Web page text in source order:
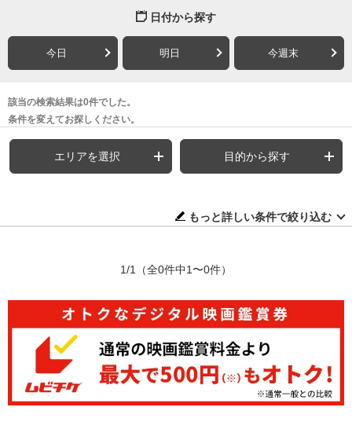
日付から探す
今日 明日 今週末
該当の検索結果は0件でした。
条件を変えてお探しください。
エリアを選択 目的から探す
もっと詳しい条件で絞り込む
1/1 （全0件中1〜0件）